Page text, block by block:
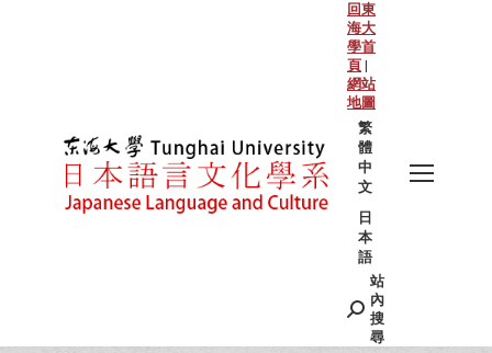
回東
海大
學首
頁 |
網站
地圖
繁
體
中
文
日
本
語
Search:
站
內
搜
尋